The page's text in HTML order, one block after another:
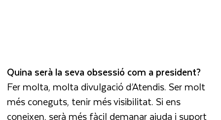
Quina serà la seva obsessió com a president?
Fer molta, molta divulgació d’Atendis. Ser molt
més coneguts, tenir més visibilitat. Si ens
coneixen, serà més fàcil demanar ajuda i suport